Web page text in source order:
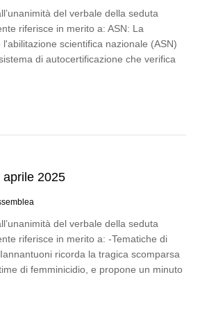
del verbale della seduta
riferisce in merito a: ASN: La
scientifica nazionale (ASN)
di autocertificazione che verifica
aprile 2025
del verbale della seduta
riferisce in merito a: -Tematiche di
ricorda la tragica scomparsa
di femminicidio, e propone un minuto